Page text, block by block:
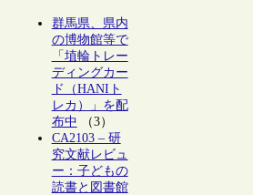
群馬県、県内
の博物館等で
「埴輪トレー
ディングカー
ド（HANIト
レカ）」を配
布中 （3）
CA2103 – 研
究文献レビュ
ー：子どもの
読書と図書館